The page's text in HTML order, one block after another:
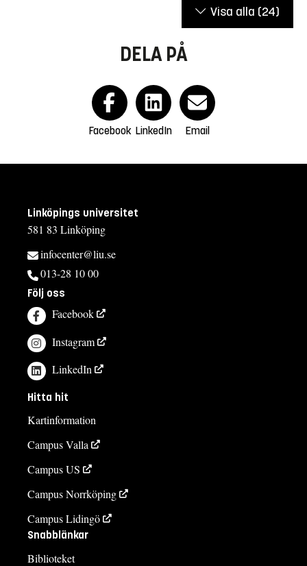
Visa alla (24)
DELA PÅ
Facebook LinkedIn Email
Linköpings universitet
581 83 Linköping
infocenter@liu.se
013-28 10 00
Följ oss
Facebook
Instagram
LinkedIn
Hitta hit
Kartinformation
Campus Valla
Campus US
Campus Norrköping
Campus Lidingö
Snabblänkar
Biblioteket